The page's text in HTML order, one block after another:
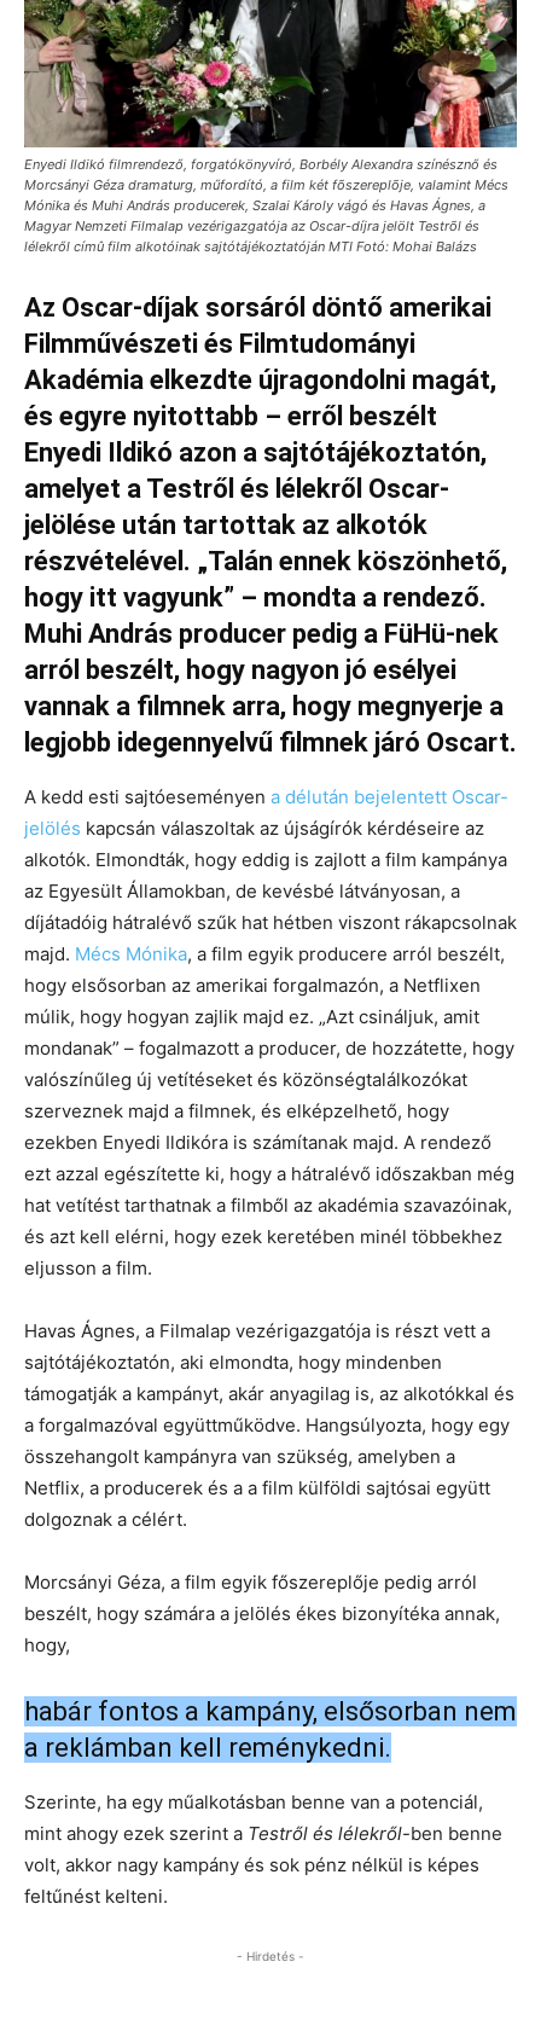
Enyedi Ildikó filmrendező, forgatókönyvíró, Borbély Alexandra színésznő és
Morcsányi Géza dramaturg, műfordító, a film két fõszereplõje, valamint Mécs
Mónika és Muhi András producerek, Szalai Károly vágó és Havas Ágnes, a
Magyar Nemzeti Filmalap vezérigazgatója az Oscar-díjra jelölt Testrõl és
lélekről címû film alkotóinak sajtótájékoztatóján MTI Fotó: Mohai Balázs
Az Oscar-díjak sorsáról döntő amerikai
Filmművészeti és Filmtudományi
Akadémia elkezdte újragondolni magát,
és egyre nyitottabb – erről beszélt
Enyedi Ildikó azon a sajtótájékoztatón,
amelyet a Testről és lélekről Oscar-
jelölése után tartottak az alkotók
részvételével. „Talán ennek köszönhető,
hogy itt vagyunk” – mondta a rendező.
Muhi András producer pedig a FüHü-nek
arról beszélt, hogy nagyon jó esélyei
vannak a filmnek arra, hogy megnyerje a
legjobb idegennyelvű filmnek járó Oscart.
A kedd esti sajtóeseményen a délután bejelentett Oscar-
jelölés kapcsán válaszoltak az újságírók kérdéseire az
alkotók. Elmondták, hogy eddig is zajlott a film kampánya
az Egyesült Államokban, de kevésbé látványosan, a
díjátadóig hátralévő szűk hat hétben viszont rákapcsolnak
majd. Mécs Mónika, a film egyik producere arról beszélt,
hogy elsősorban az amerikai forgalmazón, a Netflixen
múlik, hogy hogyan zajlik majd ez. „Azt csináljuk, amit
mondanak” – fogalmazott a producer, de hozzátette, hogy
valószínűleg új vetítéseket és közönségtalálkozókat
szerveznek majd a filmnek, és elképzelhető, hogy
ezekben Enyedi Ildikóra is számítanak majd. A rendező
ezt azzal egészítette ki, hogy a hátralévő időszakban még
hat vetítést tarthatnak a filmből az akadémia szavazóinak,
és azt kell elérni, hogy ezek keretében minél többekhez
eljusson a film.
Havas Ágnes, a Filmalap vezérigazgatója is részt vett a
sajtótájékoztatón, aki elmondta, hogy mindenben
támogatják a kampányt, akár anyagilag is, az alkotókkal és
a forgalmazóval együttműködve. Hangsúlyozta, hogy egy
összehangolt kampányra van szükség, amelyben a
Netflix, a producerek és a a film külföldi sajtósai együtt
dolgoznak a célért.
Morcsányi Géza, a film egyik főszereplője pedig arról
beszélt, hogy számára a jelölés ékes bizonyítéka annak,
hogy,
habár fontos a kampány, elsősorban nem
a reklámban kell reménykedni.
Szerinte, ha egy műalkotásban benne van a potenciál,
mint ahogy ezek szerint a Testről és lélekről-ben benne
volt, akkor nagy kampány és sok pénz nélkül is képes
feltűnést kelteni.
- Hirdetés -